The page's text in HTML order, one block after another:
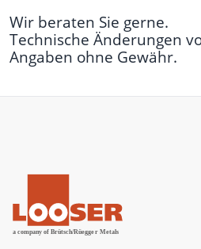
Wir beraten Sie gerne.
Technische Änderungen
Angaben ohne Gewähr.